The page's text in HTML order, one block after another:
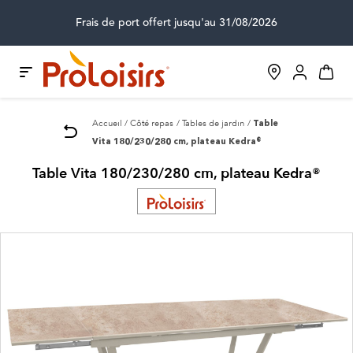
Frais de port offert jusqu'au 31/08/2026
Accueil Côté repas Tables de jardin Table
Vita 180/230/280 cm, plateau Kedra®
Table Vita 180/230/280 cm, plateau Kedra®